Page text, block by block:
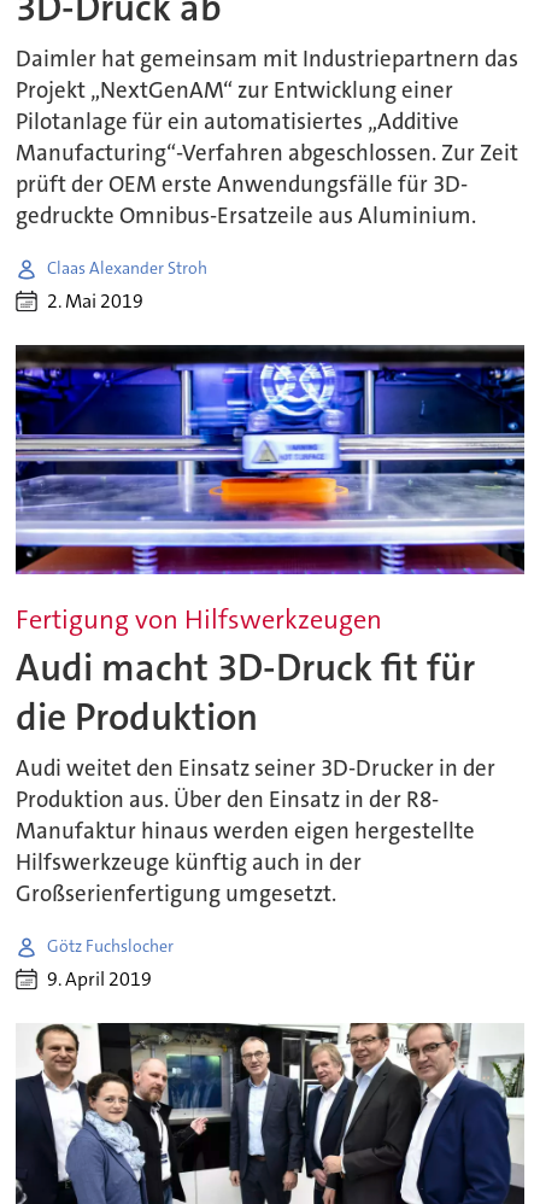
Daimler hat gemeinsam mit Industriepartnern das
Projekt „NextGenAM“ zur Entwicklung einer
Pilotanlage für ein automatisiertes „Additive
Manufacturing“-Verfahren abgeschlossen. Zur Zeit
prüft der OEM erste Anwendungsfälle für 3D-
gedruckte Omnibus-Ersatzeile aus Aluminium.
Claas Alexander Stroh
2. Mai 2019
Fertigung von Hilfswerkzeugen
Audi macht 3D-Druck fit für
die Produktion
Audi weitet den Einsatz seiner 3D-Drucker in der
Produktion aus. Über den Einsatz in der R8-
Manufaktur hinaus werden eigen hergestellte
Hilfswerkzeuge künftig auch in der
Großserienfertigung umgesetzt.
Götz Fuchslocher
9. April 2019